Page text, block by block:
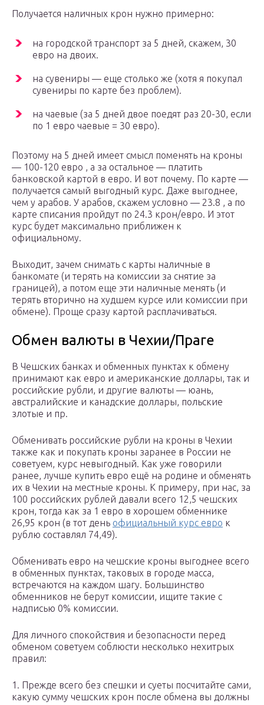
Получается наличных крон нужно примерно:
на городской транспорт за 5 дней, скажем, 30
евро на двоих.
на сувениры — еще столько же (хотя я покупал
сувениры по карте без проблем).
на чаевые (за 5 дней двое поедят раз 20-30, если
по 1 евро чаевые = 30 евро).
Поэтому на 5 дней имеет смысл поменять на кроны
— 100-120 евро , а за остальное — платить
банковской картой в евро. И вот почему. По карте —
получается самый выгодный курс. Даже выгоднее,
чем у арабов. У арабов, скажем условно — 23.8 , а по
карте списания пройдут по 24.3 крон/евро. И этот
курс будет максимально приближен к
официальному.
Выходит, зачем снимать с карты наличные в
банкомате (и терять на комиссии за снятие за
границей), а потом еще эти наличные менять (и
терять вторично на худшем курсе или комиссии при
обмене). Проще сразу картой расплачиваться.
Обмен валюты в Чехии/Праге
В Чешских банках и обменных пунктах к обмену
принимают как евро и американские доллары, так и
российские рубли, и другие валюты — юань,
австралийские и канадские доллары, польские
злотые и пр.
Обменивать российские рубли на кроны в Чехии
также как и покупать кроны заранее в России не
советуем, курс невыгодный. Как уже говорили
ранее, лучше купить евро ещё на родине и обменять
их в Чехии на местные кроны. К примеру, при нас, за
100 российских рублей давали всего 12,5 чешских
крон, тогда как за 1 евро в хорошем обменнике
26,95 крон (в тот день официальный курс евро к
рублю составлял 74,49).
Обменивать евро на чешские кроны выгоднее всего
в обменных пунктах, таковых в городе масса,
встречаются на каждом шагу. Большинство
обменников не берут комиссии, ищите такие с
надписью 0% комиссии.
Для личного спокойствия и безопасности перед
обменом советуем соблюсти несколько нехитрых
правил:
1. Прежде всего без спешки и суеты посчитайте сами,
какую сумму чешских крон после обмена вы должны